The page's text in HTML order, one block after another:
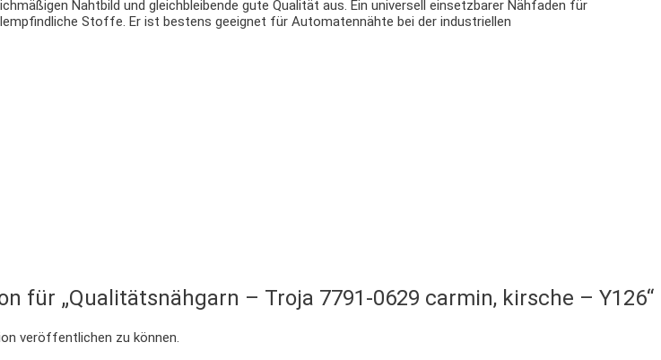
Nahtbild und gleichbleibende gute Qualität aus. Ein universell einsetzbarer Nähfaden für
Stoffe. Er ist bestens geeignet für Automatennähte bei der industriellen
für „Qualitätsnähgarn – Troja 7791-0629 carmin, kirsche – Y126“
veröffentlichen zu können.